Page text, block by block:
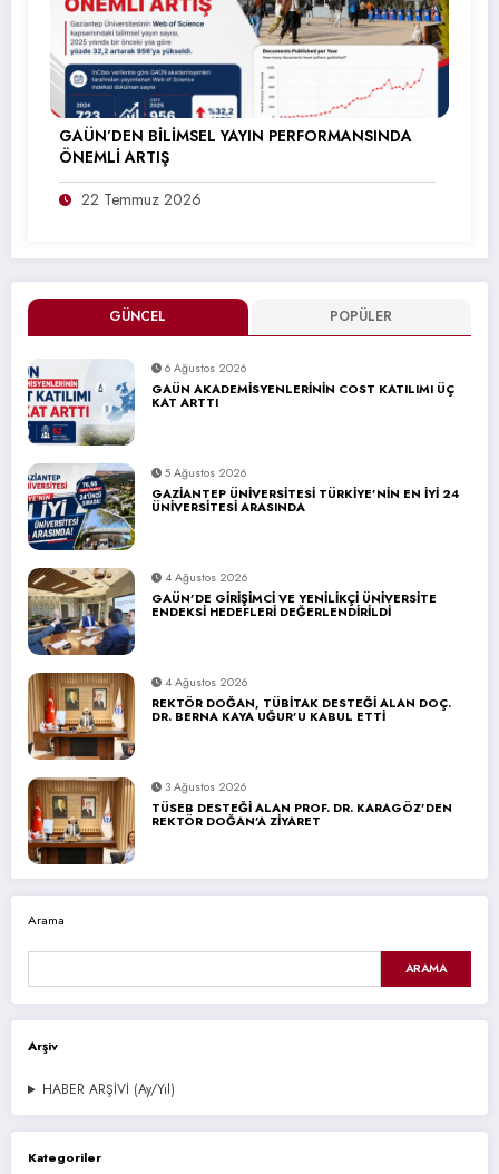
GÜNCEL POPÜLER
6 Ağustos 2026
GAÜN AKADEMİSYENLERİNİN COST KATILIMI ÜÇ
KAT ARTTI
5 Ağustos 2026
GAZİANTEP ÜNİVERSİTESİ TÜRKİYE’NİN EN İYİ 24
ÜNİVERSİTESİ ARASINDA
4 Ağustos 2026
GAÜN’DE GİRİŞİMCİ VE YENİLİKÇİ ÜNİVERSİTE
ENDEKSİ HEDEFLERİ DEĞERLENDİRİLDİ
4 Ağustos 2026
REKTÖR DOĞAN, TÜBİTAK DESTEĞİ ALAN DOÇ.
DR. BERNA KAYA UĞUR’U KABUL ETTİ
3 Ağustos 2026
TÜSEB DESTEĞİ ALAN PROF. DR. KARAGÖZ’DEN
REKTÖR DOĞAN’A ZİYARET
Arama
ARAMA
Arşiv
HABER ARŞİVİ (Ay/Yıl)
Kategoriler
GAÜN’DEN BİLİMSEL YAYIN PERFORMANSINDA
ÖNEMLİ ARTIŞ
22 Temmuz 2026